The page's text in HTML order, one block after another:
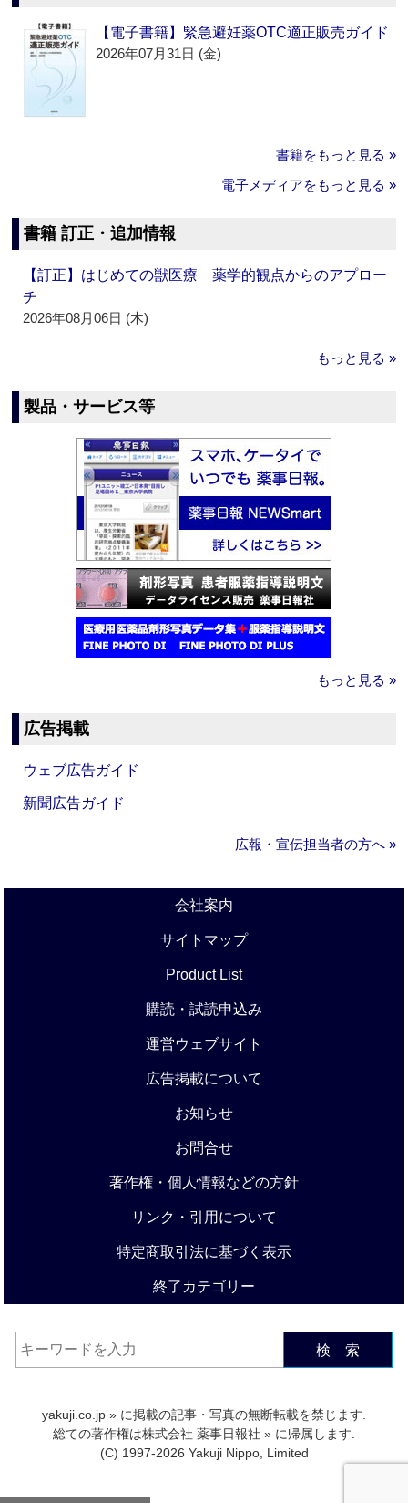
【電子書籍】緊急避妊薬OTC適正販売ガイド
2026年07月31日 (金)
書籍をもっと見る »
電子メディアをもっと見る »
書籍 訂正・追加情報
【訂正】はじめての獣医療 薬学的観点からのアプロー
チ
2026年08月06日 (木)
もっと見る »
製品・サービス等
もっと見る »
広告掲載
ウェブ広告ガイド
新聞広告ガイド
広報・宣伝担当者の方へ »
会社案内
サイトマップ
Product List
購読・試読申込み
運営ウェブサイト
広告掲載について
お知らせ
お問合せ
著作権・個人情報などの方針
リンク・引用について
特定商取引法に基づく表示
終了カテゴリー
検 索
yakuji.co.jp » に掲載の記事・写真の無断転載を禁じます.
総ての著作権は株式会社 薬事日報社 » に帰属します.
(C) 1997-2026 Yakuji Nippo, Limited